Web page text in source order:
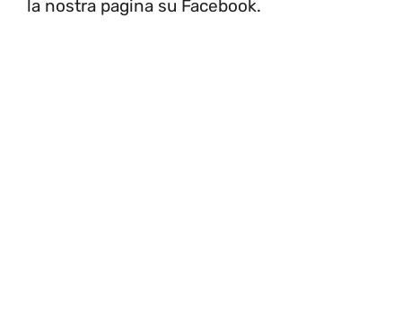
la nostra pagina su Facebook.